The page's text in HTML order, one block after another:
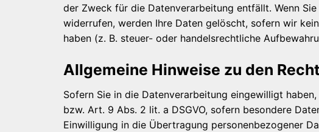
der Zweck für die Datenverarbeitung entfällt. Wenn
widerrufen, werden Ihre Daten gelöscht, sofern wir
haben (z. B. steuer- oder handelsrechtliche
Allgemeine Hinweise zu den
Sofern Sie in die Datenverarbeitung eingewilligt
bzw. Art. 9 Abs. 2 lit. a DSGVO, sofern besondere
Einwilligung in die Übertragung personenbezogener